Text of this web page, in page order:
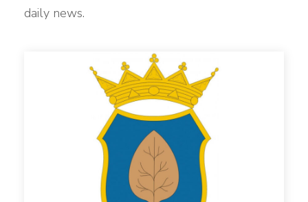
daily news.